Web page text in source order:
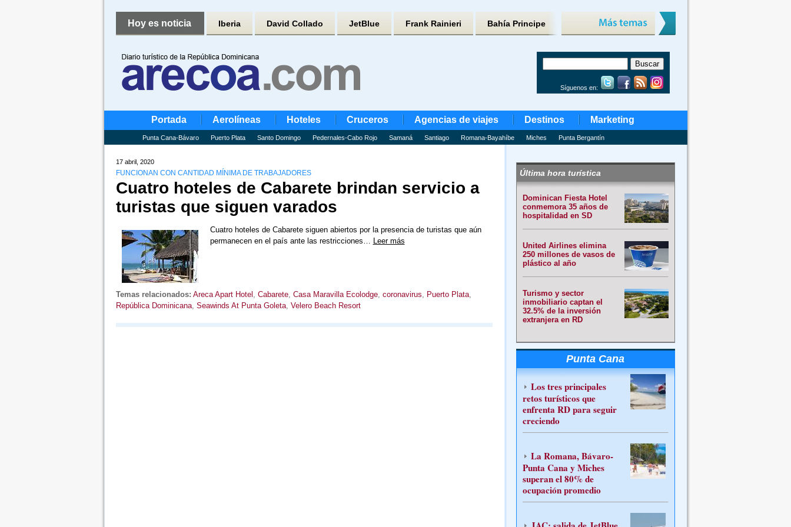
Hoy es noticia Iberia David Collado JetBlue Frank Rainieri Bahía Principe
Síguenos en:
Portada Aerolíneas Hoteles Cruceros Agencias de viajes Destinos Marketing
Punta Cana-Bávaro Puerto Plata Santo Domingo Pedernales-Cabo Rojo Samaná Santiago Romana-Bayahíbe Miches Punta Bergantín
17 abril, 2020
FUNCIONAN CON CANTIDAD MÍNIMA DE TRABAJADORES
Cuatro hoteles de Cabarete brindan servicio a
turistas que siguen varados
Cuatro hoteles de Cabarete siguen abiertos por la presencia de turistas que aún
permanecen en el país ante las restricciones… Leer más
Temas relacionados: Areca Apart Hotel , Cabarete, Casa Maravilla Ecolodge, coronavirus, Puerto Plata,
República Dominicana, Seawinds At Punta Goleta, Velero Beach Resort
Última hora turística
Dominican Fiesta Hotel
conmemora 35 años de
hospitalidad en SD
United Airlines elimina
250 millones de vasos de
plástico al año
Turismo y sector
inmobiliario captan el
32.5% de la inversión
extranjera en RD
Punta Cana
Los tres principales
retos turísticos que
enfrenta RD para seguir
creciendo
La Romana, Bávaro-
Punta Cana y Miches
superan el 80% de
ocupación promedio